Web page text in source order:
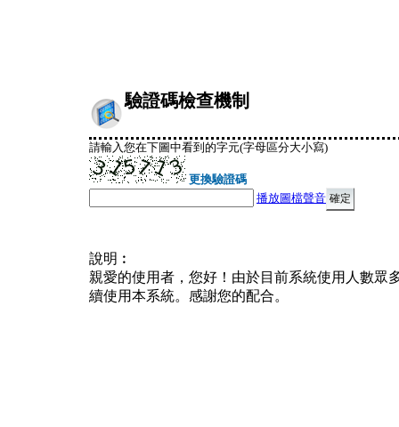
驗證碼檢查機制
請輸入您在下圖中看到的字元(字母區分大小寫)
更換驗證碼
播放圖檔聲音
說明︰
親愛的使用者，您好！由於目前系統使用人數眾
續使用本系統。感謝您的配合。